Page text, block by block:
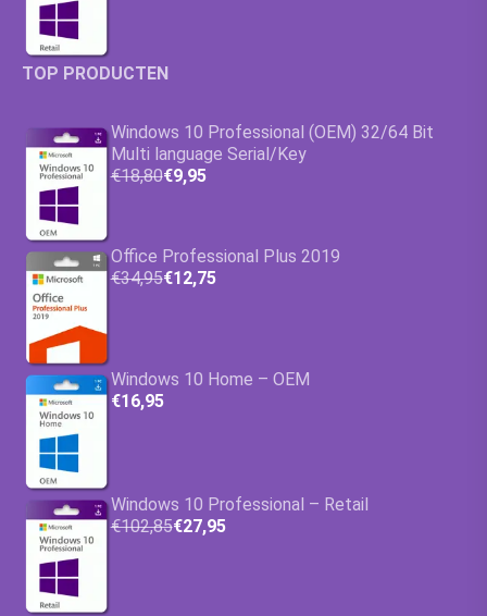
TOP PRODUCTEN
Windows 10 Professional (OEM) 32/64 Bit
Multi language Serial/Key
€18,80€9,95
Office Professional Plus 2019
€34,95€12,75
Windows 10 Home – OEM
€16,95
Windows 10 Professional – Retail
€102,85€27,95